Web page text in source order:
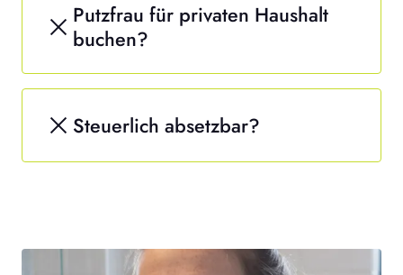
Putzfrau für privaten Haushalt
buchen?
Steuerlich absetzbar?